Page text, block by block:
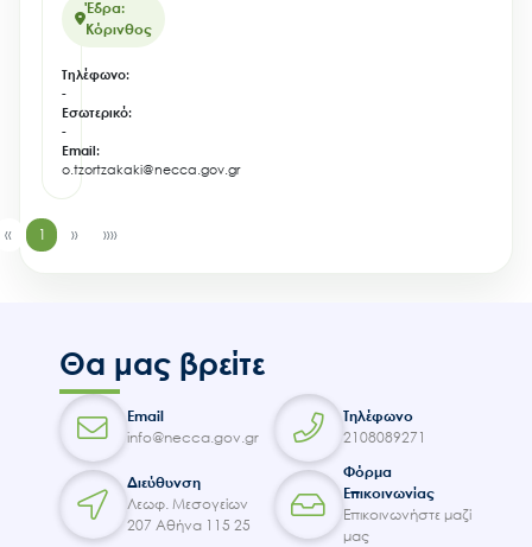
Έδρα:
Κόρινθος
Τηλέφωνο:
-
Εσωτερικό:
-
Email:
o.tzortzakaki@necca.gov.gr
« 1 » »»
Θα μας βρείτε
Email
info@necca.gov.gr
Τηλέφωνο
2108089271
Διεύθυνση
Λεωφ. Μεσογείων
207 Αθήνα 115 25
Φόρμα
Επικοινωνίας
Επικοινωνήστε μαζί
μας